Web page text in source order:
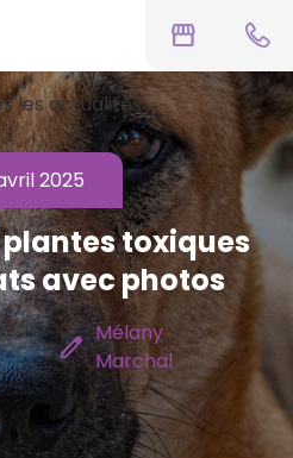
storefront
les actualités
2025
toxiques
avec photos
edit Mélany
Marchal